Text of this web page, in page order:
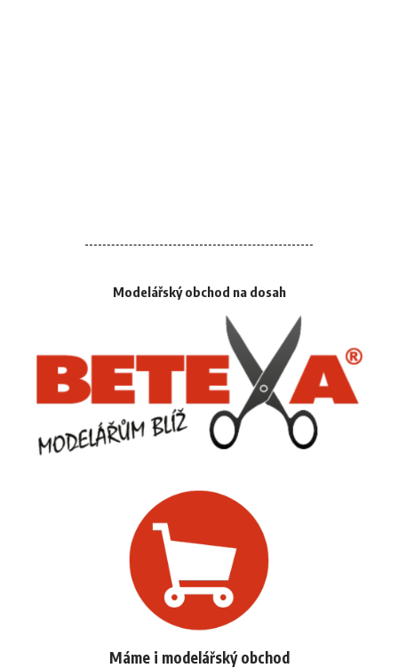
Modelářský obchod na dosah
Máme i modelářský obchod